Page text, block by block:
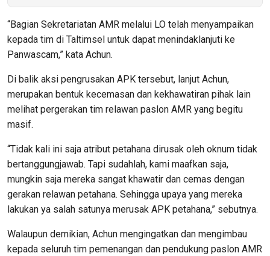
“Bagian Sekretariatan AMR melalui LO telah menyampaikan
kepada tim di Taltimsel untuk dapat menindaklanjuti ke
Panwascam,” kata Achun.
Di balik aksi pengrusakan APK tersebut, lanjut Achun,
merupakan bentuk kecemasan dan kekhawatiran pihak lain
melihat pergerakan tim relawan paslon AMR yang begitu
masif.
“Tidak kali ini saja atribut petahana dirusak oleh oknum tidak
bertanggungjawab. Tapi sudahlah, kami maafkan saja,
mungkin saja mereka sangat khawatir dan cemas dengan
gerakan relawan petahana. Sehingga upaya yang mereka
lakukan ya salah satunya merusak APK petahana,” sebutnya.
Walaupun demikian, Achun mengingatkan dan mengimbau
kepada seluruh tim pemenangan dan pendukung paslon AMR